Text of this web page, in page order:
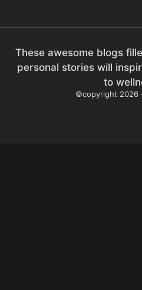
These awesome blogs
personal stories will
to
©copyright 2026